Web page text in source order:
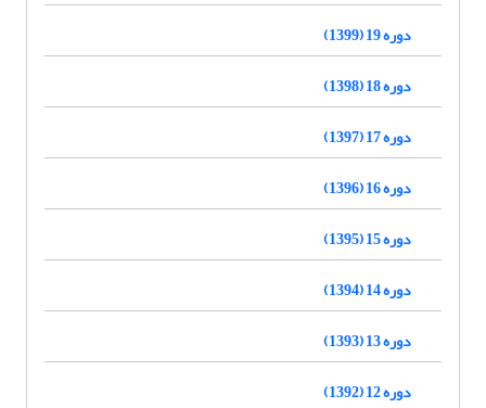
دوره 19 (1399)
دوره 18 (1398)
دوره 17 (1397)
دوره 16 (1396)
دوره 15 (1395)
دوره 14 (1394)
دوره 13 (1393)
دوره 12 (1392)